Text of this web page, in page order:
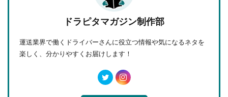
ドラピタマガジン制作部
運送業界で働くドライバーさんに役立つ情報や気になるネタを
楽しく、分かりやすくお届けします！